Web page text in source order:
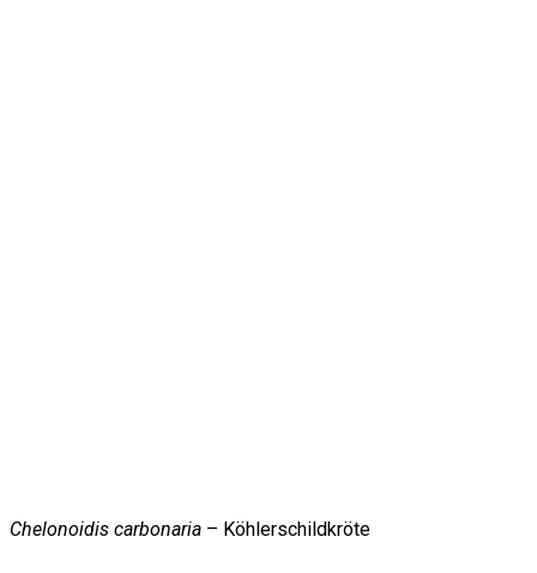
Chelonoidis carbonaria – Köhlerschildkröte